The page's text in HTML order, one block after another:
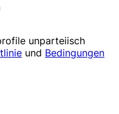
unparteiisch
und Bedingungen